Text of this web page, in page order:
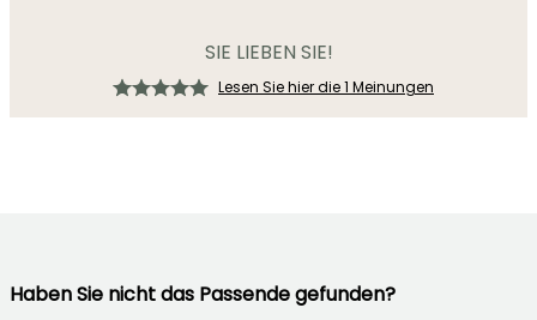
SIE LIEBEN SIE!
Lesen Sie hier die 1 Meinungen
Haben Sie nicht das Passende gefunden?